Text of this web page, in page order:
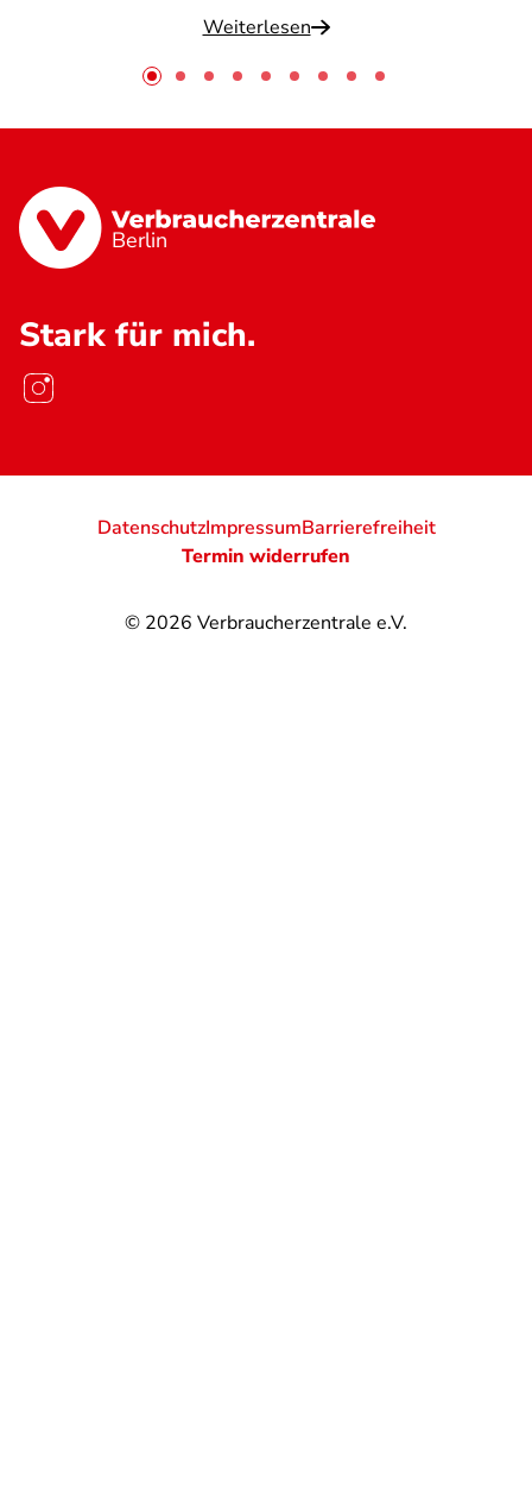
Weiterlesen
Berlin
Stark für mich.
© 2026 Verbraucherzentrale e.V.
DatenschutzImpressumBarrierefreiheit
Termin widerrufen